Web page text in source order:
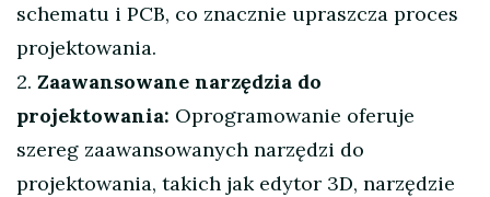
schematu i PCB, co znacznie upraszcza proces
projektowania.
2. Zaawansowane narzędzia do
projektowania: Oprogramowanie oferuje
szereg zaawansowanych narzędzi do
projektowania, takich jak edytor 3D, narzędzie